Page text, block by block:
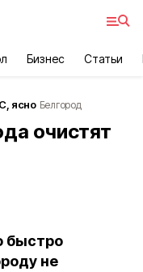
Бизнес Статьи
ясно Белгород
очистят
быстро
не